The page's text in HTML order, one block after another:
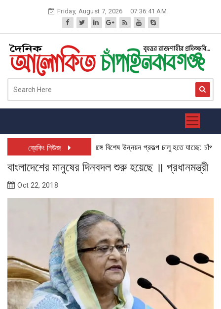
Friday, August 7, 2026 07:36:42 AM
ব্রেকিং নিউজ উত্তরবঙ্গে বিশেষ উন্নয়ন প্রকল্প চালু হতে যাচ্ছে:
বাংলাদেশের মানুষের দিনবদল শুরু হয়েছে ॥ প্রধানমন্ত্রী
Oct 22, 2018